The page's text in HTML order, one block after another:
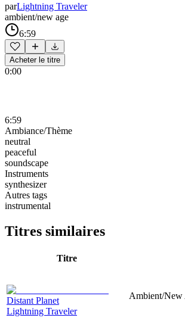
parLightning Traveler
ambient/new age
6:59
Acheter le titre
0:00
6:59
Ambiance/Thème
neutral
peaceful
soundscape
Instruments
synthesizer
Autres tags
instrumental
Titres similaires
Titre
Distant Planet
Lightning Traveler
Ambient/New